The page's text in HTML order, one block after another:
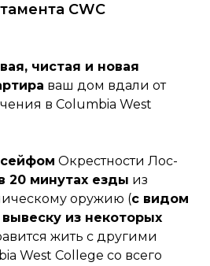
CWC
чистая и новая
ваш дом вдали от
в Columbia West
сейфом Окрестности Лос-
20 минутах езды из
оружию (с видом
из некоторых
жить с другими
West College со всего